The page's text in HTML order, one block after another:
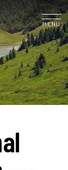
MENU